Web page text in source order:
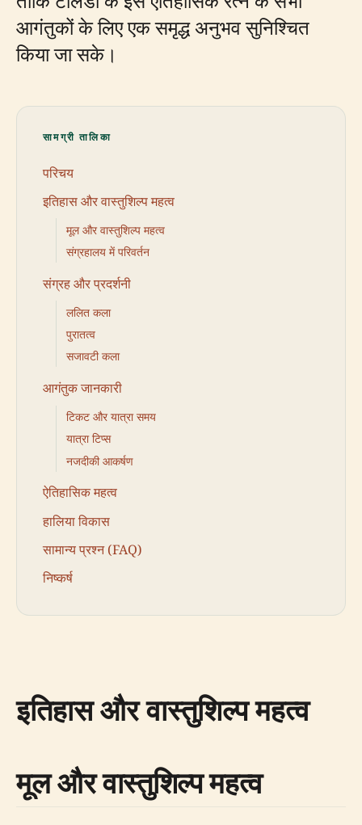
आगंतुकों के लिए एक समृद्ध अनुभव सुनिश्चित
किया जा सके।
सामग्री तालिका
परिचय
इतिहास और वास्तुशिल्प महत्व
मूल और वास्तुशिल्प महत्व
संग्रहालय में परिवर्तन
संग्रह और प्रदर्शनी
ललित कला
पुरातत्व
सजावटी कला
आगंतुक जानकारी
टिकट और यात्रा समय
यात्रा टिप्स
नजदीकी आकर्षण
ऐतिहासिक महत्व
हालिया विकास
सामान्य प्रश्न (FAQ)
निष्कर्ष
इतिहास और वास्तुशिल्प महत्व
मूल और वास्तुशिल्प महत्व